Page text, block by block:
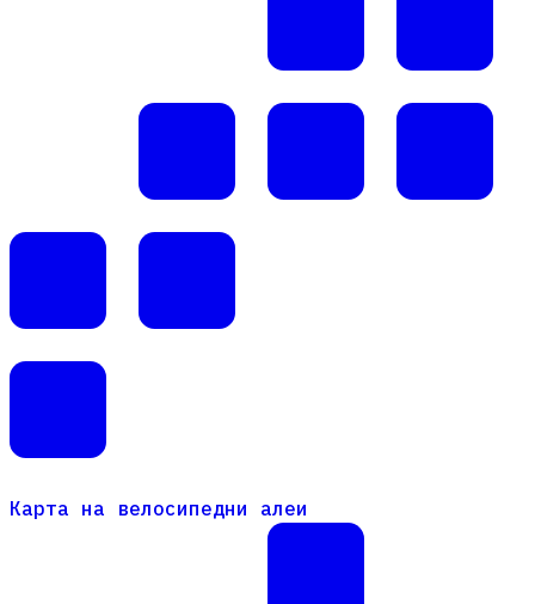
Карта на велосипедни алеи
Карта на велосипедни алеи